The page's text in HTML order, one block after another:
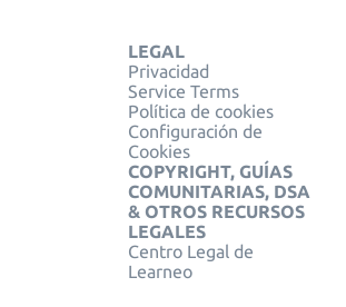
LEGAL
Privacidad
Service Terms
Política de cookies
Configuración de
Cookies
COPYRIGHT, GUÍAS
COMUNITARIAS, DSA
& OTROS RECURSOS
LEGALES
Centro Legal de
Learneo